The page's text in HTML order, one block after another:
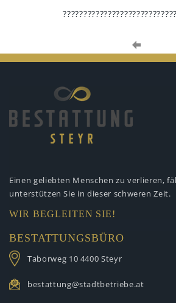
Einen geliebten Menschen zu verlieren,
unterstützen Sie in dieser schweren Zeit.
WIR BEGLEITEN SIE!
BESTATTUNGSBÜRO
Taborweg 10 4400 Steyr
bestattung@stadtbetriebe.at